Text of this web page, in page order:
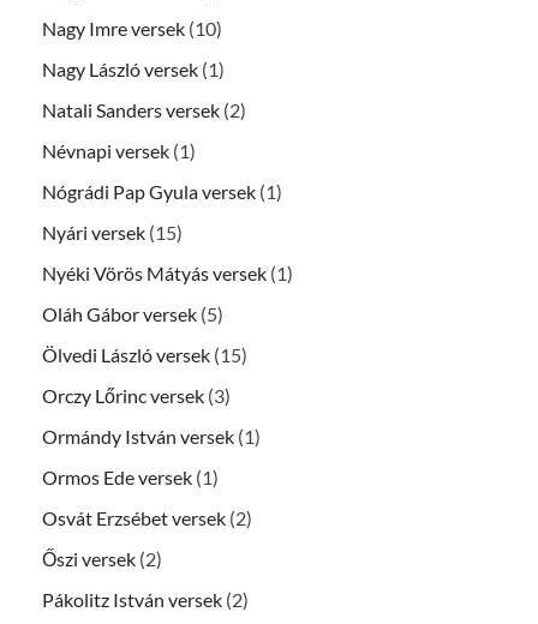
Nagy Imre versek (10)
Nagy László versek (1)
Natali Sanders versek (2)
Névnapi versek (1)
Nógrádi Pap Gyula versek (1)
Nyári versek (15)
Nyéki Vörös Mátyás versek (1)
Oláh Gábor versek (5)
Ölvedi László versek (15)
Orczy Lőrinc versek (3)
Ormándy István versek (1)
Ormos Ede versek (1)
Osvát Erzsébet versek (2)
Őszi versek (2)
Pákolitz István versek (2)